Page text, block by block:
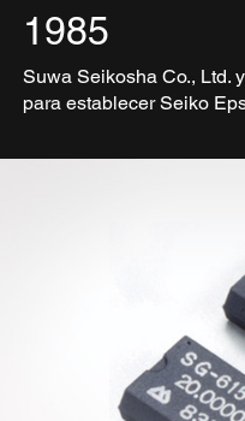
1985
Suwa Seikosha Co., Ltd.
para establecer Seiko